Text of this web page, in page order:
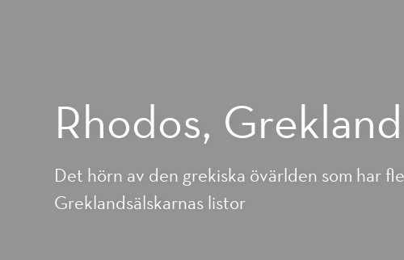
Rhodos, Grekland
Det hörn av den grekiska övärlden som har
Greklandsälskarnas listor